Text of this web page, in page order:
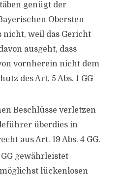
genügt der
Obersten
nicht, weil das Gericht
ausgeht, dass
vornherein nicht dem
des Art. 5 Abs. 1 GG
Beschlüsse verletzen
überdies in
aus Art. 19 Abs. 4 GG.
GG gewährleistet
lückenlosen